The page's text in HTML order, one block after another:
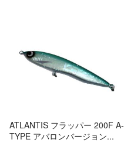
ATLANTIS フラッパー 200F A-
TYPE アバロンバージョン...